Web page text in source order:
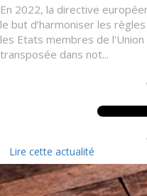
En 2022, la directive
le but d’harmoniser les
les Etats membres de
transposée dans not...
Lire cette actualité